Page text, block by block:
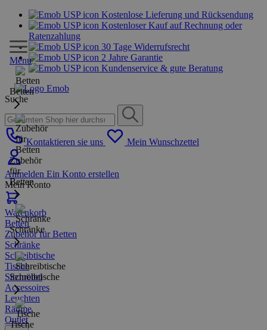
Kostenlose Lieferung und Rücksendung
Kostenloser Kauf auf Rechnung oder
Ratenzahlung
30 Tage Widerrufsrecht
2 Jahre Garantie
Kundenservice & gute Beratung
Suche
Kontaktieren sie uns Mein Wunschzettel
Anmelden Ein Konto erstellen
Mein Konto
Warenkorb
Menu
Betten
Zubehör
für
Betten
Schränke
Schreibtische
Tische
Betten
Zubehör für Betten
Schränke
Schreibtische
Tische
Sitzmöbel
Accessoires
Leuchten
Räume
Outlet